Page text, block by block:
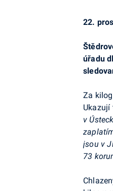
22.
úřadu
Za
Ukazují
v
jsou v
73